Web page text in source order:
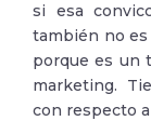
si esa
también no es
porque es un
marketing.
con respecto